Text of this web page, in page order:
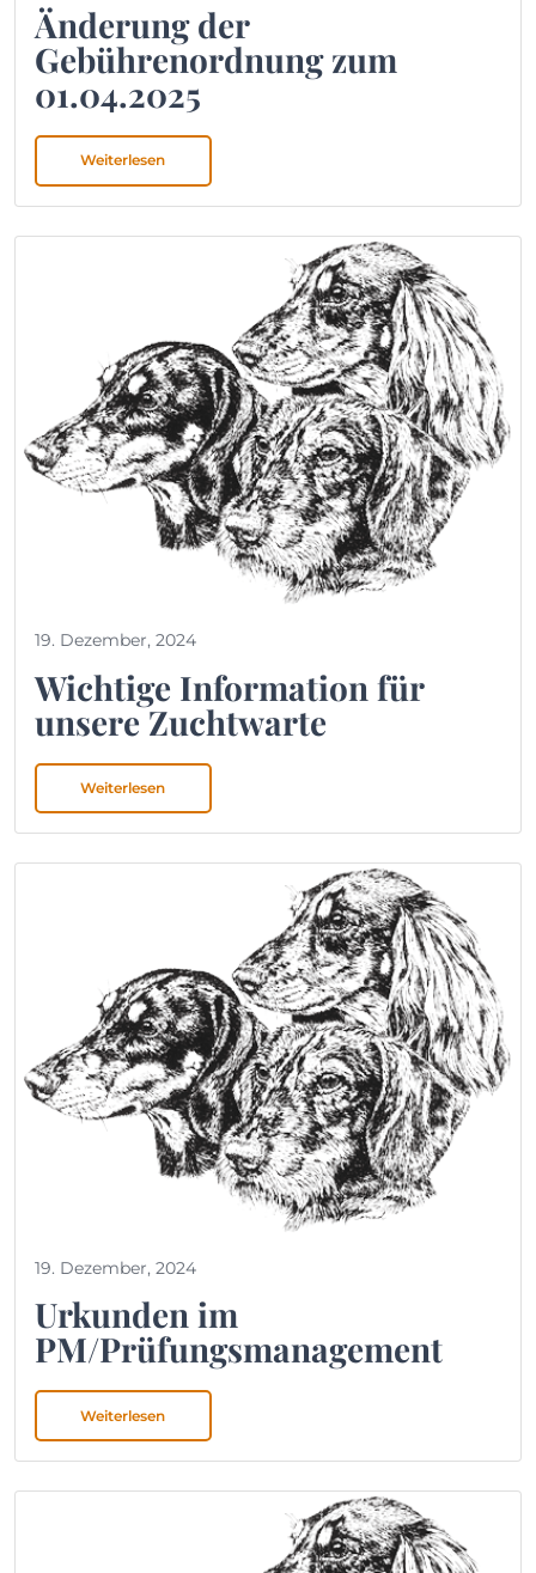
Änderung der
Gebührenordnung zum
01.04.2025
Weiterlesen
19. Dezember, 2024
Wichtige Information für
unsere Zuchtwarte
Weiterlesen
19. Dezember, 2024
Urkunden im
PM/Prüfungsmanagement
Weiterlesen